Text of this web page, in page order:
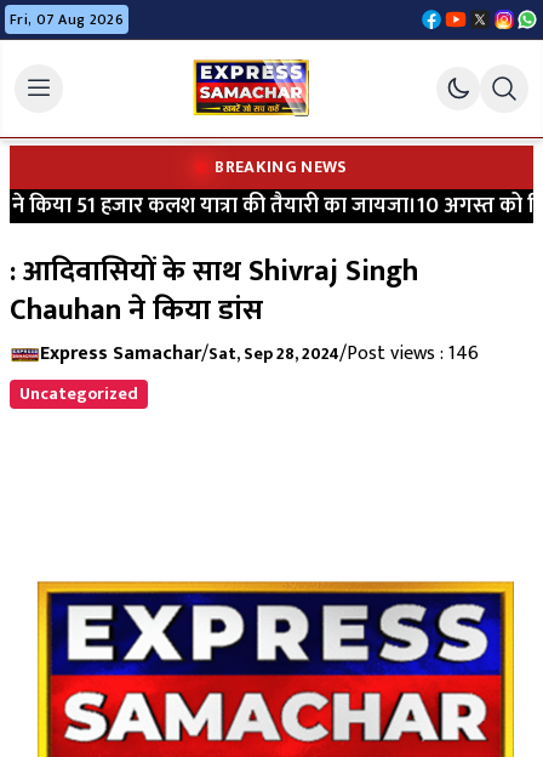
Fri, 07 Aug 2026
BREAKING NEWS
51 हजार कलश यात्रा की तैयारी का जायजा।10 अगस्त को
: आदिवासियों के साथ Shivraj Singh
Chauhan ने किया डांस
Express Samachar/Sat, Sep 28, 2024/Post views : 146
Uncategorized